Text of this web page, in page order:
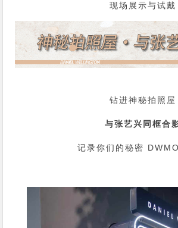
现场展示与试戴
钻进神秘拍照屋
与张艺兴 同框合
记录你们的秘密